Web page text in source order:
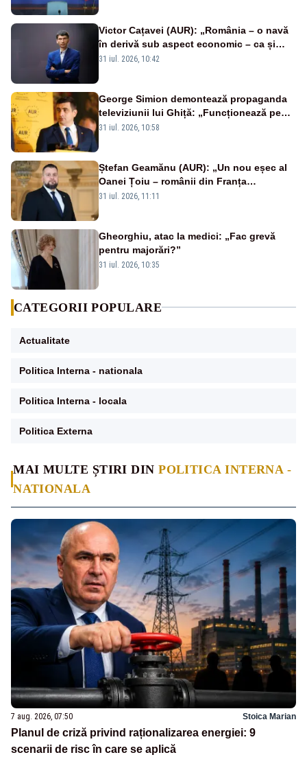
MAI MULTE ȘTIRI DINPOLITICA INTERNA -
NATIONALA
7 aug. 2026, 07:50 Stoica Marian
Planul de criză privind raționalizarea energiei: 9
scenarii de risc în care se aplică
Victor Cațavei (AUR): „România – o navă
în derivă sub aspect economic – ca și
rezultat al guvernărilor din ultimii 36 de
31 iul. 2026, 10:42
George Simion demontează propaganda
televiziunii lui Ghiță: „Funcționează pe
miliarde luate de la români”
31 iul. 2026, 10:58
Ștefan Geamănu (AUR): „Un nou eșec al
Oanei Țoiu – românii din Franța
abandonați de propriul minister de
31 iul. 2026, 11:11
Gheorghiu, atac la medici: „Fac grevă
pentru majorări?”
31 iul. 2026, 10:35
CATEGORII POPULARE
Actualitate
Politica Interna - nationala
Politica Interna - locala
Politica Externa